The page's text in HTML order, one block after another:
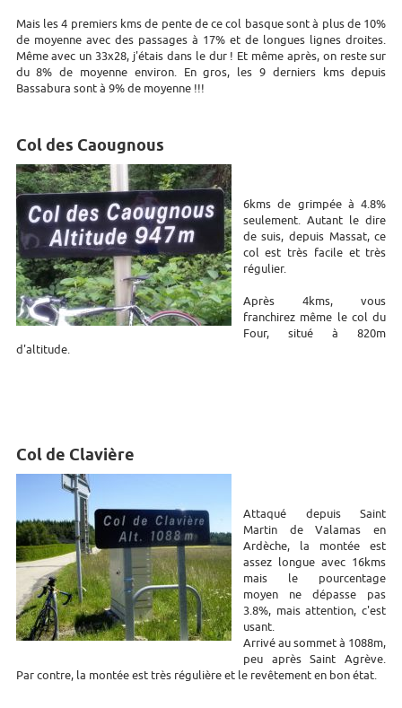
Mais les 4 premiers kms de pente de ce col basque sont à plus de 10%
de moyenne avec des passages à 17% et de longues lignes droites.
Même avec un 33x28, j'étais dans le dur ! Et même après, on reste sur
du 8% de moyenne environ. En gros, les 9 derniers kms depuis
Bassabura sont à 9% de moyenne !!!
Col des Caougnous
6kms de grimpée à 4.8%
seulement. Autant le dire
de suis, depuis Massat, ce
col est très facile et très
régulier.
Après 4kms, vous
franchirez même le col du
Four, situé à 820m
d'altitude.
Col de Clavière
Attaqué depuis Saint
Martin de Valamas en
Ardèche, la montée est
assez longue avec 16kms
mais le pourcentage
moyen ne dépasse pas
3.8%, mais attention, c'est
usant.
Arrivé au sommet à 1088m,
peu après Saint Agrève.
Par contre, la montée est très régulière et le revêtement en bon état.